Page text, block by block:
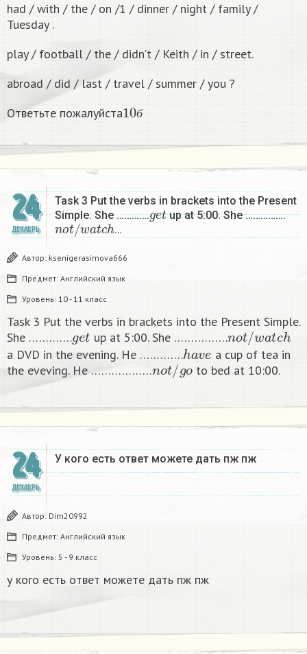
had / with / the / on /1 / dinner / night / family /
Tuesday .
play / football / the / didn’t / Keith / in / street.
abroad / did / last / travel / summer / you ?
Ответьте пожалуйста
б
10
24
ДЕКАБРЬ
Task 3 Put the verbs in brackets into the Present
Simple. She ………….
g et
up at 5:00. She …………….
not/watch
…
Автор: ksenigerasimova666
Предмет: Английский язык
Уровень: 10 - 11 класс
Task 3 Put the verbs in brackets into the Present Simple.
She ………….
get
up at 5:00. She …………….
not/w atch
a DVD in the evening. He ………….
have
a cup of tea in
the eveving. He ………………
not/go
to bed at 10:00. ​
24
ДЕКАБРЬ
У кого есть ответ можете дать пж пж ​
Автор: Dim20992
Предмет: Английский язык
Уровень: 5 - 9 класс
у кого есть ответ можете дать пж пж